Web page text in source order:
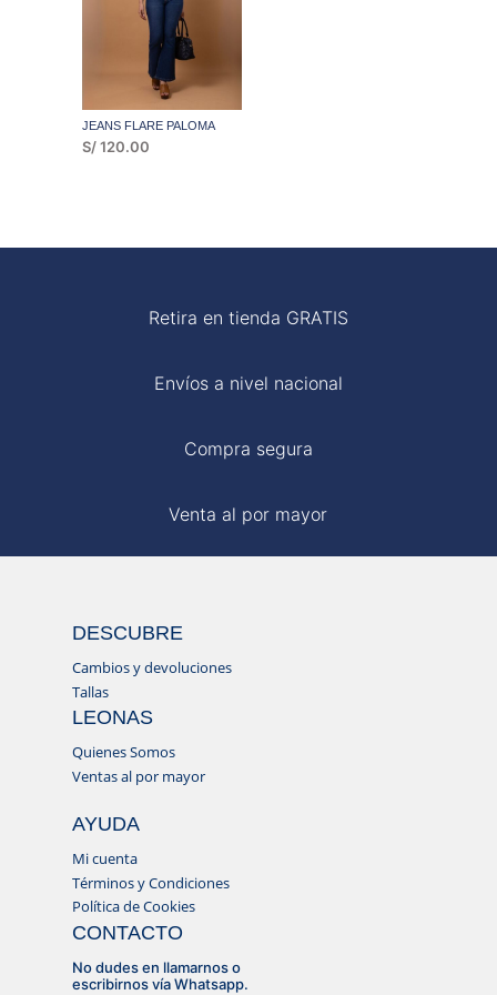
JEANS FLARE PALOMA
S/120.00
Retira en tienda GRATIS
Envíos a nivel nacional
Compra segura
Venta al por mayor
DESCUBRE
Cambios y devoluciones
Tallas
LEONAS
Quienes Somos
Ventas al por mayor
AYUDA
Mi cuenta
Términos y Condiciones
Política de Cookies
CONTACTO
No dudes en llamarnos o
escribirnos vía Whatsapp.